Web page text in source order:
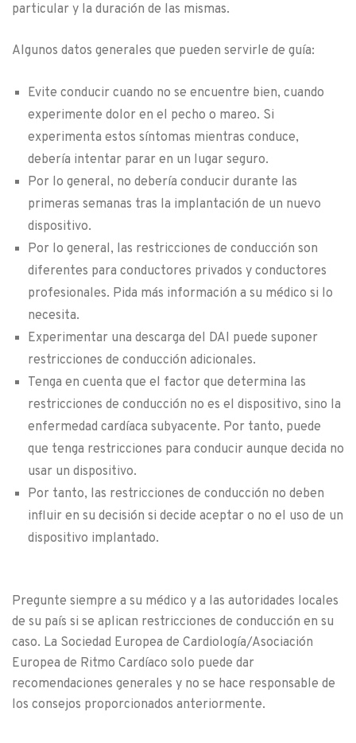
particular y la duración de las mismas.
Algunos datos generales que pueden servirle de guía:
Evite conducir cuando no se encuentre bien, cuando
experimente dolor en el pecho o mareo. Si
experimenta estos síntomas mientras conduce,
debería intentar parar en un lugar seguro.
Por lo general, no debería conducir durante las
primeras semanas tras la implantación de un nuevo
dispositivo.
Por lo general, las restricciones de conducción son
diferentes para conductores privados y conductores
profesionales. Pida más información a su médico si lo
necesita.
Experimentar una descarga del DAI puede suponer
restricciones de conducción adicionales.
Tenga en cuenta que el factor que determina las
restricciones de conducción no es el dispositivo, sino la
enfermedad cardíaca subyacente. Por tanto, puede
que tenga restricciones para conducir aunque decida no
usar un dispositivo.
Por tanto, las restricciones de conducción no deben
influir en su decisión si decide aceptar o no el uso de un
dispositivo implantado.
Pregunte siempre a su médico y a las autoridades locales
de su país si se aplican restricciones de conducción en su
caso. La Sociedad Europea de Cardiología/Asociación
Europea de Ritmo Cardíaco solo puede dar
recomendaciones generales y no se hace responsable de
los consejos proporcionados anteriormente.